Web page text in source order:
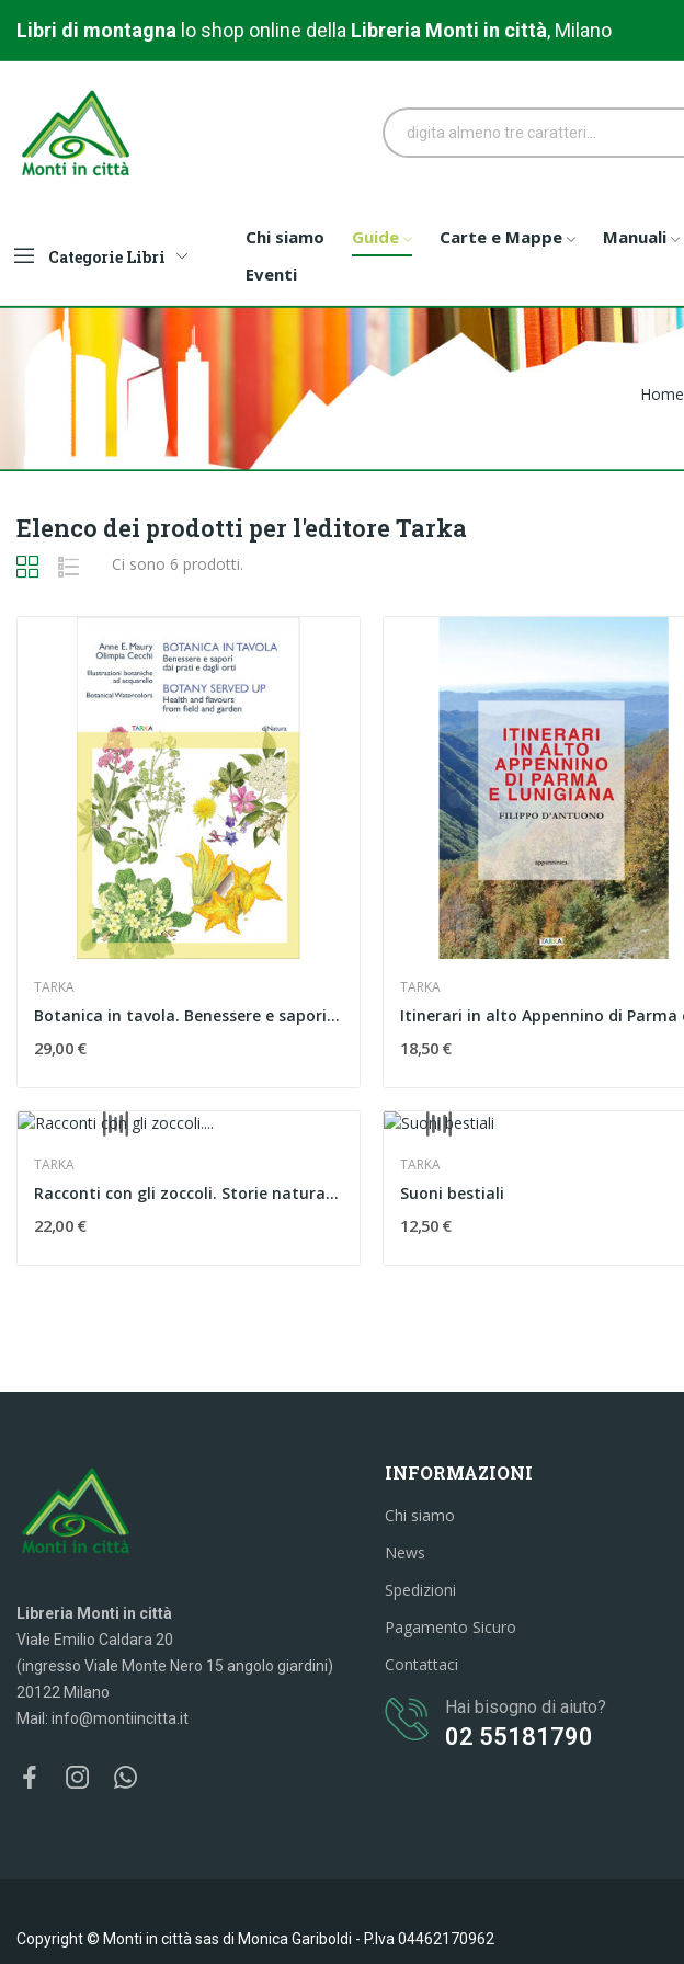
Libri di montagna o shop online della Libreria Monti in città, Milano
Categorie Libri
Chi siamo Guide Carte e Mappe Manuali
Eventi
Home
Elenco dei prodotti per l'editore Tarka
Ci sono 6 prodotti.
TARKA
Botanica in tavola. Benessere e sapori dai...
29,00 €
TARKA
18,50 €
TARKA
Racconti con gli zoccoli. Storie naturali degli...
22,00 €
TARKA
Suoni bestiali
12,50 €
Libreria Monti in città
Viale Emilio Caldara 20
(ingresso Viale Monte Nero 15 angolo giardini)
20122 Milano
Mail: info@montiincitta.it
INFORMAZIONI
Chi siamo
News
Spedizioni
Pagamento Sicuro
Contattaci
Hai bisogno di aiuto?
02 55181790
Copyright © Monti in città sas di Monica Gariboldi - P.Iva 04462170962